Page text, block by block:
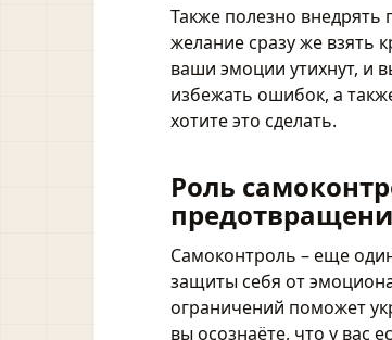
Также полезно внедрять
желание сразу же взять
ваши эмоции утихнут, и
избежать ошибок, а
хотите это сделать.
Роль
Самоконтроль – еще
защиты себя от
ограничений поможет
вы осознаёте, что у вас